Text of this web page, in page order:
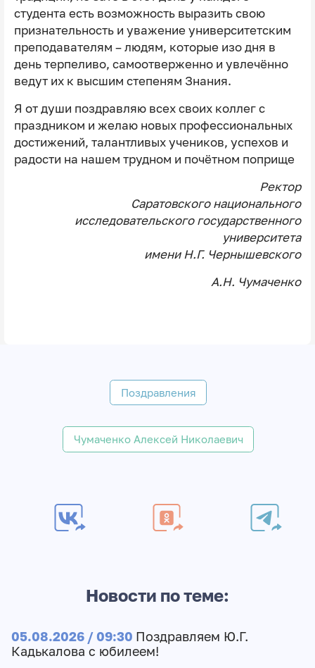
студента есть возможность выразить свою
признательность и уважение университетским
преподавателям – людям, которые изо дня в
день терпеливо, самоотверженно и увлечённо
ведут их к высшим степеням Знания.
Я от души поздравляю всех своих коллег с
праздником и желаю новых профессиональных
достижений, талантливых учеников, успехов и
радости на нашем трудном и почётном поприще
Ректор
Саратовского национального
исследовательского государственного
университета
имени Н.Г. Чернышевского
А.Н. Чумаченко
Поздравления
Чумаченко Алексей Николаевич
Новости по теме:
05.08.2026 / 09:30 Поздравляем Ю.Г.
Кадькалова с юбилеем!